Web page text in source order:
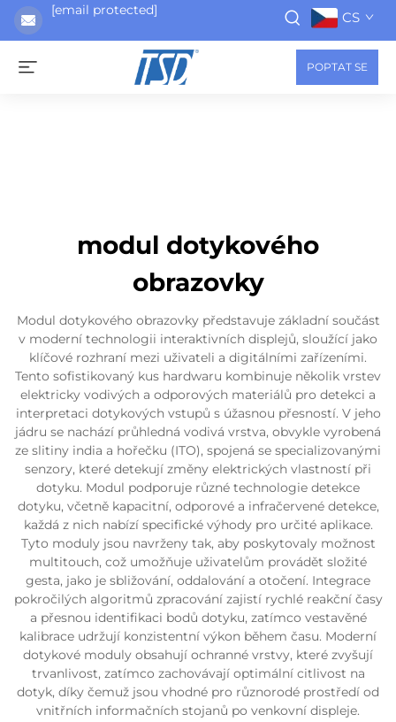
[email protected] CS
POPTAT SE
modul dotykového
obrazovky
Modul dotykového obrazovky představuje základní součást
v moderní technologii interaktivních displejů, sloužící jako
klíčové rozhraní mezi uživateli a digitálními zařízeními.
Tento sofistikovaný kus hardwaru kombinuje několik vrstev
elektricky vodivých a odporových materiálů pro detekci a
interpretaci dotykových vstupů s úžasnou přesností. V jeho
jádru se nachází průhledná vodivá vrstva, obvykle vyrobená
ze slitiny india a hořečku (ITO), spojená se specializovanými
senzory, které detekují změny elektrických vlastností při
dotyku. Modul podporuje různé technologie detekce
dotyku, včetně kapacitní, odporové a infračervené detekce,
každá z nich nabízí specifické výhody pro určité aplikace.
Tyto moduly jsou navrženy tak, aby poskytovaly možnost
multitouch, což umožňuje uživatelům provádět složité
gesta, jako je sbližování, oddalování a otočení. Integrace
pokročilých algoritmů zpracování zajistí rychlé reakční časy
a přesnou identifikaci bodů dotyku, zatímco vestavěné
kalibrace udržují konzistentní výkon během času. Moderní
dotykové moduly obsahují ochranné vrstvy, které zvyšují
trvanlivost, zatímco zachovávají optimální citlivost na
dotyk, díky čemuž jsou vhodné pro různorodé prostředí od
vnitřních informačních stojanů po venkovní displeje.